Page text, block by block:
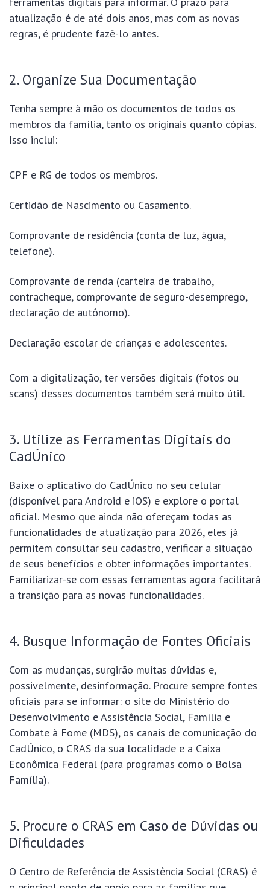
atualização é de até dois anos, mas com as novas
regras, é prudente fazê-lo antes.
2. Organize Sua Documentação
Tenha sempre à mão os documentos de todos os
membros da família, tanto os originais quanto cópias.
Isso inclui:
CPF e RG de todos os membros.
Certidão de Nascimento ou Casamento.
Comprovante de residência (conta de luz, água,
telefone).
Comprovante de renda (carteira de trabalho,
contracheque, comprovante de seguro-desemprego,
declaração de autônomo).
Declaração escolar de crianças e adolescentes.
Com a digitalização, ter versões digitais (fotos ou
scans) desses documentos também será muito útil.
3. Utilize as Ferramentas Digitais do
CadÚnico
Baixe o aplicativo do CadÚnico no seu celular
(disponível para Android e iOS) e explore o portal
oficial. Mesmo que ainda não ofereçam todas as
funcionalidades de atualização para 2026, eles já
permitem consultar seu cadastro, verificar a situação
de seus benefícios e obter informações importantes.
Familiarizar-se com essas ferramentas agora facilitará
a transição para as novas funcionalidades.
4. Busque Informação de Fontes Oficiais
Com as mudanças, surgirão muitas dúvidas e,
possivelmente, desinformação. Procure sempre fontes
oficiais para se informar: o site do Ministério do
Desenvolvimento e Assistência Social, Família e
Combate à Fome (MDS), os canais de comunicação do
CadÚnico, o CRAS da sua localidade e a Caixa
Econômica Federal (para programas como o Bolsa
Família).
5. Procure o CRAS em Caso de Dúvidas ou
Dificuldades
O Centro de Referência de Assistência Social (CRAS) é